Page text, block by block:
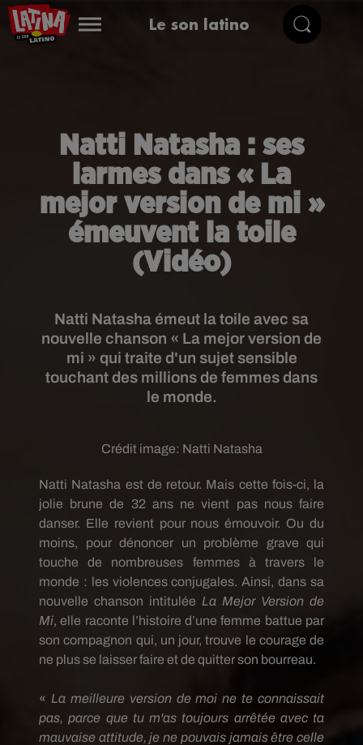
Le son latino
Natti Natasha : ses
larmes dans « La
mejor version de mi »
émeuvent la toile
(Vidéo)
Natti Natasha émeut la toile avec sa
nouvelle chanson « La mejor version de
mi » qui traite d'un sujet sensible
touchant des millions de femmes dans
le monde.
Crédit image: Natti Natasha
Natti Natasha est de retour. Mais cette fois-ci, la
jolie brune de 32 ans ne vient pas nous faire
danser. Elle revient pour nous émouvoir. Ou du
moins, pour dénoncer un problème grave qui
touche de nombreuses femmes à travers le
monde : les violences conjugales. Ainsi, dans sa
nouvelle chanson intitulée La MejorVersion de
Mi, elle raconte l’histoire d’une femme battue par
son compagnon qui, un jour, trouve le courage de
ne plus se laisser faire et de quitter son bourreau.
« La meilleure version de moi ne te connaissait
pas, parce que tu m'as toujours arrêtée avec ta
mauvaise attitude, je ne pouvais jamais être celle